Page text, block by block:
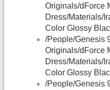
Originals/dForce
Dress/Materials/
Color Glossy
/People/Genesis
Originals/dForce
Dress/Materials/
Color Glossy
/People/Genesis